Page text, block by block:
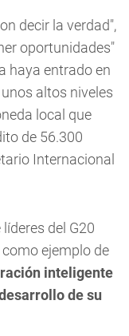
decir la verdad",
oportunidades"
haya entrado en
altos niveles
local que
de 56.300
Internacional
del G20
ejemplo de
inteligente
de su